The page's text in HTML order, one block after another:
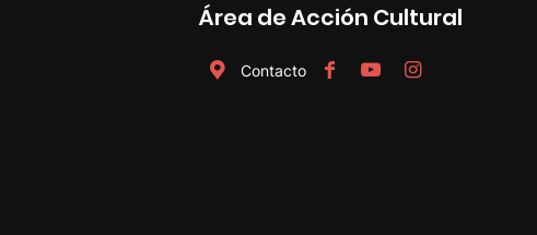
Área de Acción Cultural
Contacto